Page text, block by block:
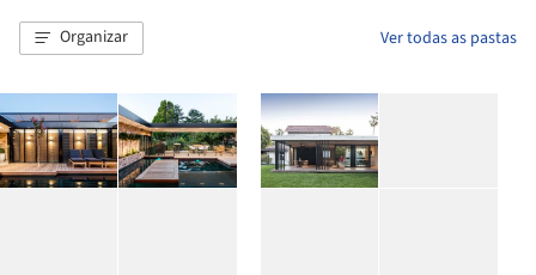
Organizar Ver todas as pastas